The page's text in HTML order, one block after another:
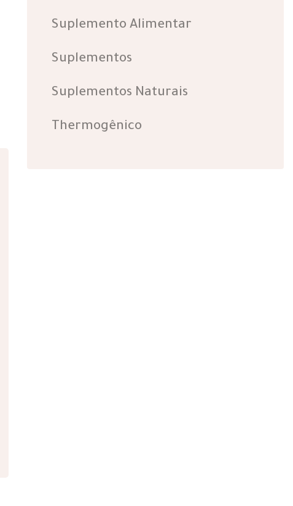
Suplemento Alimentar
Suplementos
Suplementos Naturais
Thermogênico